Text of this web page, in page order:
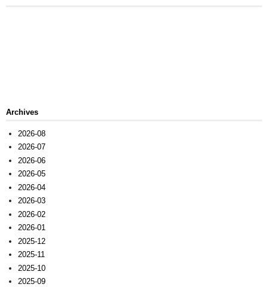
Archives
2026-08
2026-07
2026-06
2026-05
2026-04
2026-03
2026-02
2026-01
2025-12
2025-11
2025-10
2025-09